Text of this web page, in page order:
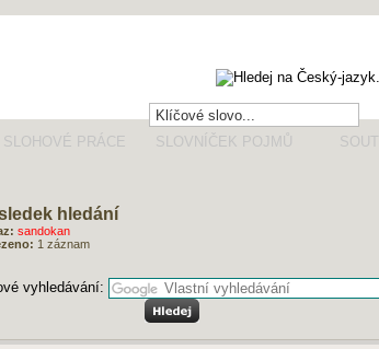
SLOHOVÉ PRÁCE SLOVNÍČEK POJMŮ
hledání
sandokan
1 záznam
vyhledávání: